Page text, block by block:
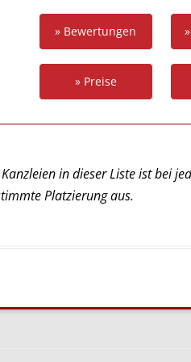
» Bewertungen
» Preise
in dieser Liste ist bei
Platzierung aus.